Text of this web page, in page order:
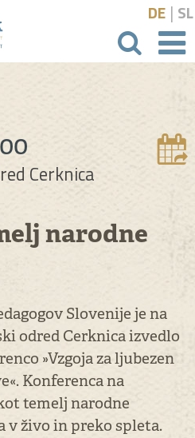
išči
DE | SL
Cerknica
narodne
Slovenije je na
odred Cerknica izvedlo
»Vzgoja za ljubezen
Konferenca na
temelj narodne
v živo in preko spleta.